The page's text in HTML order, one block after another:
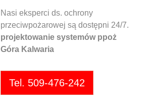
Nasi eksperci ds. ochrony
przeciwpożarowej są dostępni 24/7.
projektowanie systemów ppoż
Góra Kalwaria
Tel. 509-476-242